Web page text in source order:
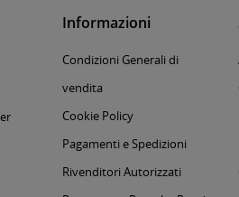
Informazioni
Condizioni Generali di
vendita
Cookie Policy
Pagamenti e Spedizioni
Rivenditori Autorizzati